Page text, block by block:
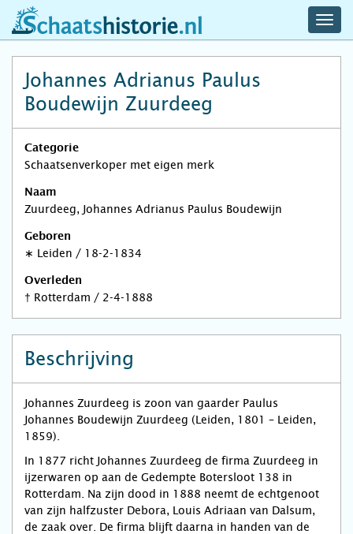
schaatshistorie.nl
Johannes Adrianus Paulus
Boudewijn Zuurdeeg
Categorie
Schaatsenverkoper met eigen merk
Naam
Zuurdeeg, Johannes Adrianus Paulus Boudewijn
Geboren
∗ Leiden / 18-2-1834
Overleden
† Rotterdam / 2-4-1888
Beschrijving
Johannes Zuurdeeg is zoon van gaarder Paulus
Johannes Boudewijn Zuurdeeg (Leiden, 1801 – Leiden,
1859).
In 1877 richt Johannes Zuurdeeg de firma Zuurdeeg in
ijzerwaren op aan de Gedempte Botersloot 138 in
Rotterdam. Na zijn dood in 1888 neemt de echtgenoot
van zijn halfzuster Debora, Louis Adriaan van Dalsum,
de zaak over. De firma blijft daarna in handen van de